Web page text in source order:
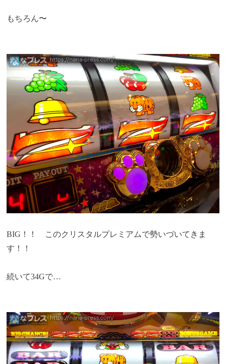
もちろん〜
BIG！！ このクリスタルプレミアムで勢いづいてきま
す！！
続いて34Gで…